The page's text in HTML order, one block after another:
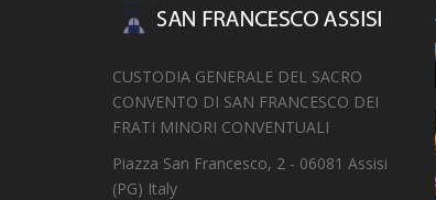
CUSTODIA GENERALE DEL SACRO
CONVENTO DI SAN FRANCESCO DEI
FRATI MINORI CONVENTUALI
Piazza San Francesco, 2 - 06081 Assisi
(PG) Italy